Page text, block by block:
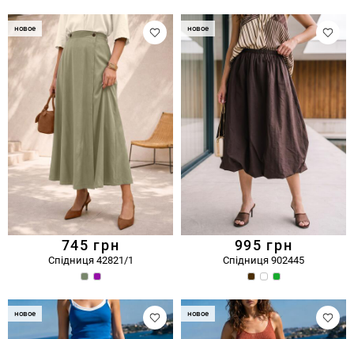
новое
745 грн
Спідниця 42821/1
новое
995 грн
Спідниця 902445
новое новое